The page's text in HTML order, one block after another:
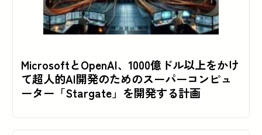
MicrosoftとOpenAI、1000億ドル以上をかけ
て超人的AI開発のためのスーパーコンピュ
ーター「Stargate」を開発する計画